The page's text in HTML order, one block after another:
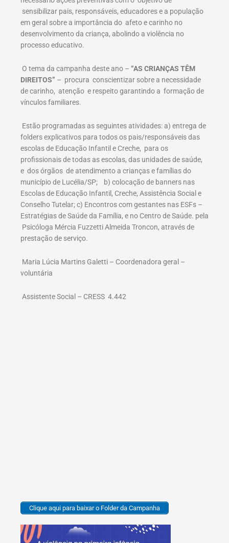
sensibilizar pais, responsáveis, educadores e a população
em geral sobre a importância do afeto e carinho no
desenvolvimento da criança, abolindo a violência no
processo educativo.
O tema da campanha deste ano – “AS CRIANÇAS TÊM
DIREITOS” – procura conscientizar sobre a necessidade
de carinho, atenção e respeito garantindo a formação de
vínculos familiares.
Estão programadas as seguintes atividades: a) entrega de
folders explicativos para todos os pais/responsáveis das
escolas de Educação Infantil e Creche, para os
profissionais de todas as escolas, das unidades de saúde,
e dos órgãos de atendimento a crianças e famílias do
município de Lucélia/SP; b) colocação de banners nas
Escolas de Educação Infantil, Creche, Assistência Social e
Conselho Tutelar; c) Encontros com gestantes nas ESFs –
Estratégias de Saúde da Família, e no Centro de Saúde. pela
Psicóloga Mércia Fuzzetti Almeida Troncon, através de
prestação de serviço.
Maria Lúcia Martins Galetti – Coordenadora geral –
voluntária
Assistente Social – CRESS 4.442
Clique aqui para baixar o Folder da Campanha